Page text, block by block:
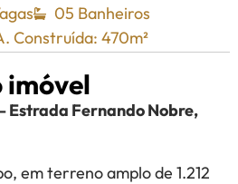
05 Banheiros
Construída: 470m²
imóvel
Estrada Fernando Nobre,
em terreno amplo de 1.212